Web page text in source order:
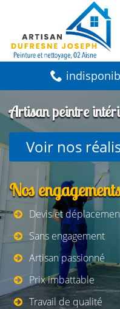
Artisan peintre
Voir nos
Nos
Devis et
Sans engagement
Artisan passionné
Prix imbattable
Travail de qualité